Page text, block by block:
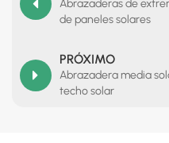
Abrazaderas de
de paneles solares
PRÓXIMO
Abrazadera media
techo solar